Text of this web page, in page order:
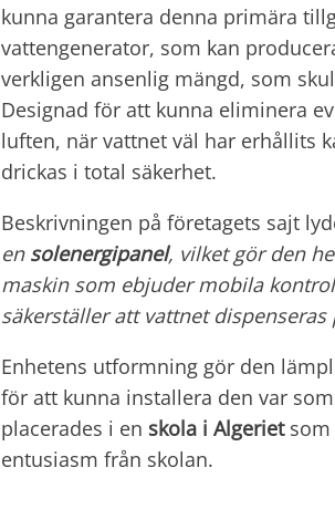
kunna garantera denna primära
vattengenerator, som kan
verkligen ansenlig mängd, som
Designad för att kunna eliminera
luften, när vattnet väl har erhållits
drickas i total säkerhet.
Beskrivningen på företagets sajt
en solenergipanel, vilket gör den
maskin som ebjuder mobila
säkerställer att vattnet dispenseras
Enhetens utformning gör den
för att kunna installera den var
placerades i en skola i Algerietsom
entusiasm från skolan.